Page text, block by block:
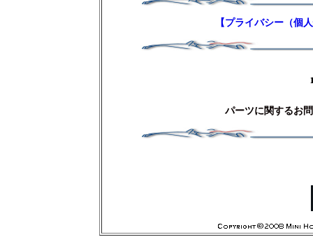
【プライバシー（個
パーツに関するお